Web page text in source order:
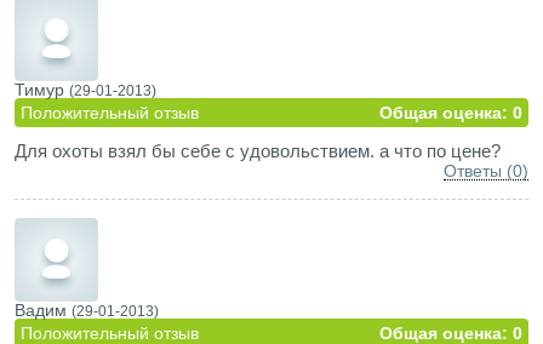
Тимур (29-01-2013)
Положительный отзыв Общая оценка: 0
Для охоты взял бы себе с удовольствием. а что по цене?
Ответы (0)
Вадим (29-01-2013)
Положительный отзыв Общая оценка: 0